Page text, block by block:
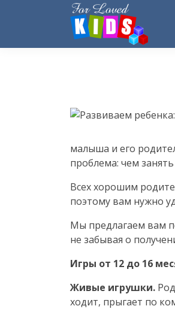
малыша и его
проблема: чем
Всех хорошим
поэтому вам нужно
Мы предлагаем вам
не забывая о
Игры от 12 до 16
Живые игрушки.
ходит, прыгает по